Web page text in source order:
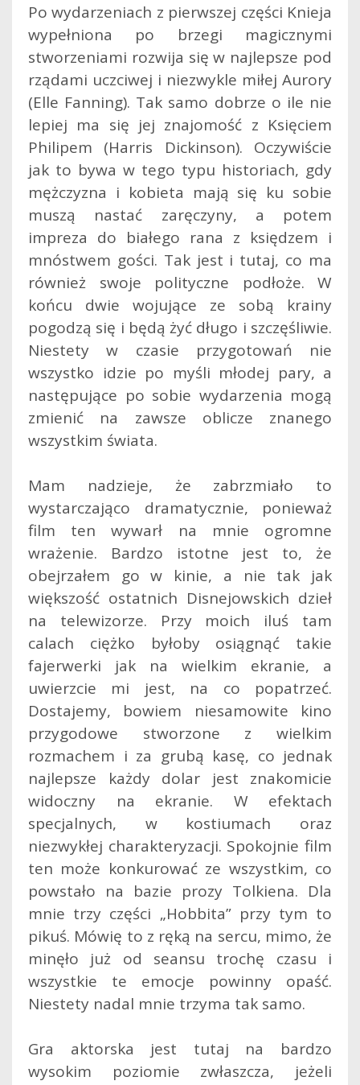
Po wydarzeniach z pierwszej części Knieja
wypełniona po brzegi magicznymi
stworzeniami rozwija się w najlepsze pod
rządami uczciwej i niezwykle miłej Aurory
(Elle Fanning). Tak samo dobrze o ile nie
lepiej ma się jej znajomość z Księciem
Philipem (Harris Dickinson). Oczywiście
jak to bywa w tego typu historiach, gdy
mężczyzna i kobieta mają się ku sobie
muszą nastać zaręczyny, a potem
impreza do białego rana z księdzem i
mnóstwem gości. Tak jest i tutaj, co ma
również swoje polityczne podłoże. W
końcu dwie wojujące ze sobą krainy
pogodzą się i będą żyć długo i szczęśliwie.
Niestety w czasie przygotowań nie
wszystko idzie po myśli młodej pary, a
następujące po sobie wydarzenia mogą
zmienić na zawsze oblicze znanego
wszystkim świata.
Mam nadzieje, że zabrzmiało to
wystarczająco dramatycznie, ponieważ
film ten wywarł na mnie ogromne
wrażenie. Bardzo istotne jest to, że
obejrzałem go w kinie, a nie tak jak
większość ostatnich Disnejowskich dzieł
na telewizorze. Przy moich iluś tam
calach ciężko byłoby osiągnąć takie
fajerwerki jak na wielkim ekranie, a
uwierzcie mi jest, na co popatrzeć.
Dostajemy, bowiem niesamowite kino
przygodowe stworzone z wielkim
rozmachem i za grubą kasę, co jednak
najlepsze każdy dolar jest znakomicie
widoczny na ekranie. W efektach
specjalnych, w kostiumach oraz
niezwykłej charakteryzacji. Spokojnie film
ten może konkurować ze wszystkim, co
powstało na bazie prozy Tolkiena. Dla
mnie trzy części „Hobbita” przy tym to
pikuś. Mówię to z ręką na sercu, mimo, że
minęło już od seansu trochę czasu i
wszystkie te emocje powinny opaść.
Niestety nadal mnie trzyma tak samo.
Gra aktorska jest tutaj na bardzo
wysokim poziomie zwłaszcza, jeżeli